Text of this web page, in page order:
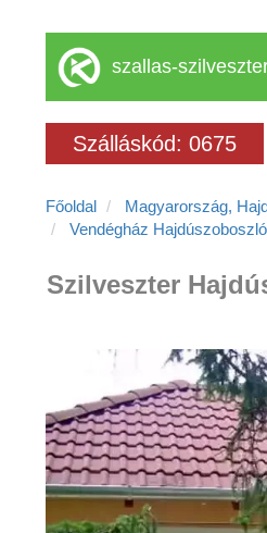
szallas-
Szálláskód: 0675
Főoldal Magyarország,
Vendégház Hajdúszoboszló
Szilveszter